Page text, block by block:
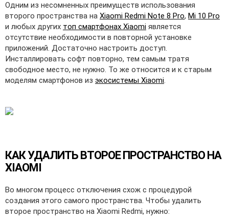
Одним из несомненных преимуществ использования
второго пространства на Xiaomi Redmi Note 8 Pro, Mi 10 Pro
и любых других топ смартфонах Xiaomi является
отсутствие необходимости в повторной установке
приложений. Достаточно настроить доступ.
Инсталлировать софт повторно, тем самым тратя
свободное место, не нужно. То же относится и к старым
моделям смартфонов из экосистемы Xiaomi.
КАК УДАЛИТЬ ВТОРОЕ ПРОСТРАНСТВО НА
XIAOMI
Во многом процесс отключения схож с процедурой
создания этого самого пространства. Чтобы удалить
второе пространство на Xiaomi Redmi, нужно: